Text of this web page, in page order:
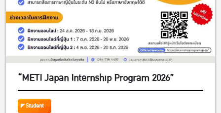
“METI Japan Internship Program 2026”
Student